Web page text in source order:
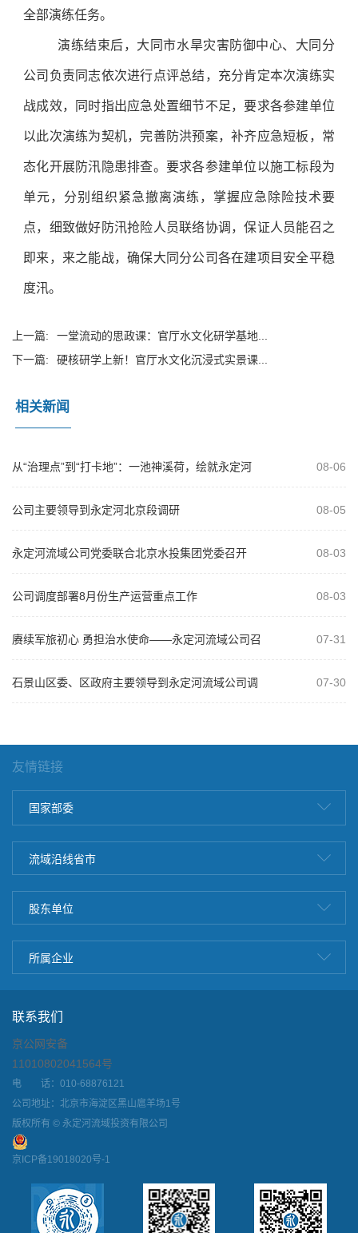
全部演练任务。
演练结束后，大同市水旱灾害防御中心、大同分
公司负责同志依次进行点评总结，充分肯定本次演练实
战成效，同时指出应急处置细节不足，要求各参建单位
以此次演练为契机，完善防洪预案，补齐应急短板，常
态化开展防汛隐患排查。要求各参建单位以施工标段为
单元，分别组织紧急撤离演练，掌握应急除险技术要
点，细致做好防汛抢险人员联络协调，保证人员能召之
即来，来之能战，确保大同分公司各在建项目安全平稳
度汛。
上一篇:
一堂流动的思政课：官厅水文化研学基地...
下一篇:
硬核研学上新！官厅水文化沉浸式实景课...
相关新闻
从“治理点”到“打卡地”：一池神溪荷，绘就永定河
08-06
公司主要领导到永定河北京段调研 08-05
永定河流域公司党委联合北京水投集团党委召开
08-03
公司调度部署8月份生产运营重点工作 08-03
赓续军旅初心 勇担治水使命——永定河流域公司召
07-31
石景山区委、区政府主要领导到永定河流域公司调
07-30
友情链接
国家部委
流域沿线省市
股东单位
所属企业
联系我们
京公网安备
11010802041564号
电 话：010-68876121
公司地址：北京市海淀区黑山扈羊场1号
版权所有 © 永定河流域投资有限公司
京ICP备19018020号-1